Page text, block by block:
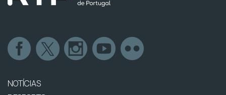
NOTÍCIAS